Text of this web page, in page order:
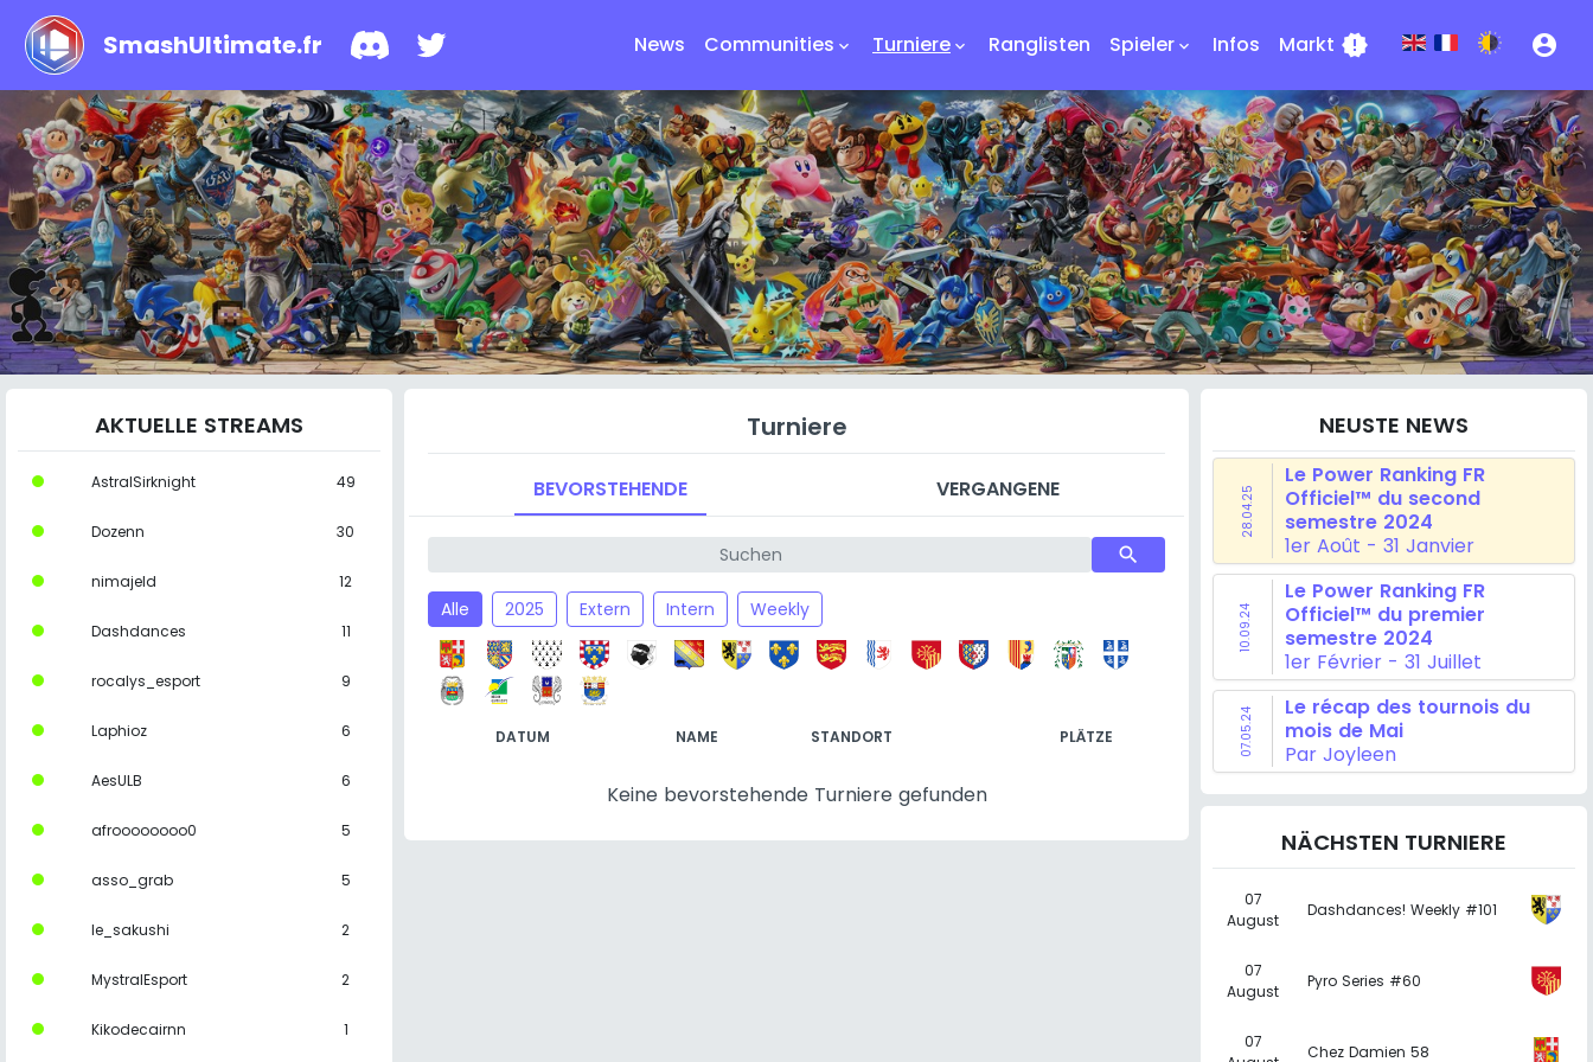
SmashUltimate.fr News Communities keyboard_arrow_down Turniere keyboard_arrow_down Ranglisten Spieler keyboard_arrow_down Infos Markt new_releases account_circle
AKTUELLE STREAMS
AstralSirknight 49
Dozenn 30
nimajeld 12
Dashdances 11
rocalys_esport 9
Laphioz 6
AesULB 6
afroooooooo0 5
asso_grab 5
le_sakushi 2
MystralEsport 2
Kikodecairnn 1
Turniere
BEVORSTEHENDE VERGANGENE
search
Alle 2025 Extern Intern Weekly
DATUM NAME STANDORT PLÄTZE
Keine bevorstehende Turniere gefunden
NEUSTE NEWS
28.04.25
Le Power Ranking FR
Officiel™ du second
semestre 2024
1er Août - 31 Janvier
10.09.24
Le Power Ranking FR
Officiel™ du premier
semestre 2024
1er Février - 31 Juillet
07.05.24
Le récap des tournois du
mois de Mai
Par Joyleen
NÄCHSTEN TURNIERE
07
August
Dashdances! Weekly #101
07
August
Pyro Series #60
07
Chez Damien 58